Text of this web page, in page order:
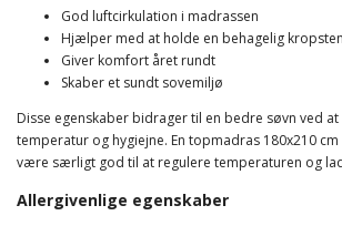
God luftcirkulation i madrassen
Hjælper med at holde en behagelig
Giver komfort året rundt
Skaber et sundt sovemiljø
Disse egenskaber bidrager til en bedre søvn ved
temperatur og hygiejne. En topmadras 180x210 cm
være særligt god til at regulere temperaturen og
Allergivenlige egenskaber